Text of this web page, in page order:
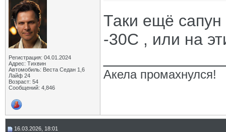
Регистрация: 04.01.2024
Адрес: Тихвин
Автомобиль: Веста Седан 1,6
Лайф 24
Возраст: 54
Сообщений: 4,846
Таки ещё сапун
-30С , или на
Акела промахнулся!
16.03.2026, 18:01